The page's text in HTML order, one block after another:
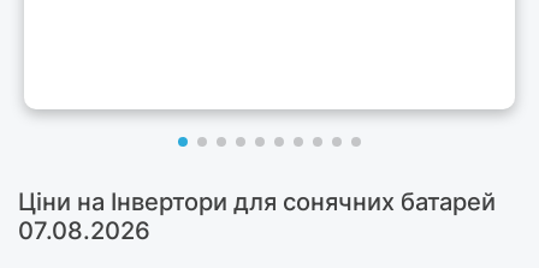
Ціни на Інвертори для сонячних батарей
07.08.2026